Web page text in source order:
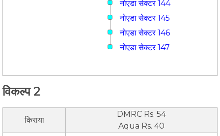
नोएडा सेक्टर 144
नोएडा सेक्टर 145
नोएडा सेक्टर 146
नोएडा सेक्टर 147
विकल्प 2
किराया
DMRC Rs. 54
Aqua Rs. 40